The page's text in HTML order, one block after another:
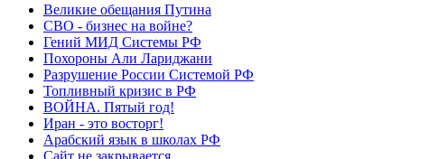
Великие обещания Путина
СВО - бизнес на войне?
Гений МИД Системы РФ
Похороны Али Лариджани
Разрушение России Системой РФ
Топливный кризис в РФ
ВОЙНА. Пятый год!
Иран - это восторг!
Арабский язык в школах РФ
Сайт не закрывается